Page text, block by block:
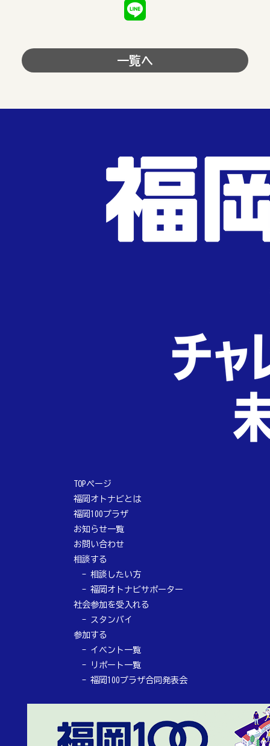
一覧へ
TOPページ
福岡オトナビとは
福岡100プラザ
お知らせ一覧
お問い合わせ
相談する
相談したい方
福岡オトナビサポーター
社会参加を受入れる
スタンバイ
参加する
イベント一覧
リポート一覧
福岡100プラザ合同発表会